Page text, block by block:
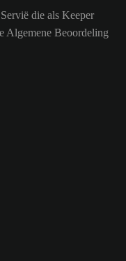
die als Keeper
Algemene Beoordeling